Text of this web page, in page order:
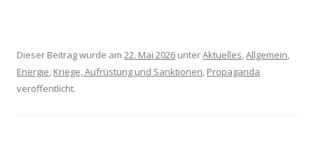
Dieser Beitrag wurde am 22. Mai 2026 unterAktuelles,Allgemein,
Energie, Kriege, Aufrüstung und Sanktionen, Propaganda
veröffentlicht.